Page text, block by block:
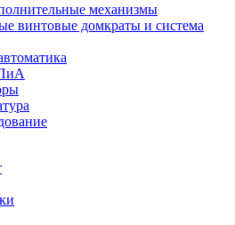
механизмы
винтовые домкраты и система